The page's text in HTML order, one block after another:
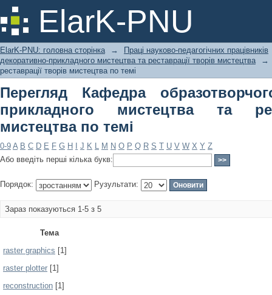
ElarK-PNU
Перегляд Кафедра
реставрації творів мистецтва по
ElarK-PNU: головна сторінка →
Праці науково-педагогічних працівників
декоративно-прикладного мистецтва та реставрації творів мистецтва
→
реставрації творів мистецтва по темі
Перегляд Кафедра
прикладного мистецтва та
мистецтва по темі
0-9 A B C D E F G H J K L M N O P Q R S T U V W X Y Z
Або введіть перші кілька букв:
Порядок: Рузультати:
Зараз показуються 1-5 з 5
Тема
raster graphics [1]
raster plotter [1]
reconstruction [1]